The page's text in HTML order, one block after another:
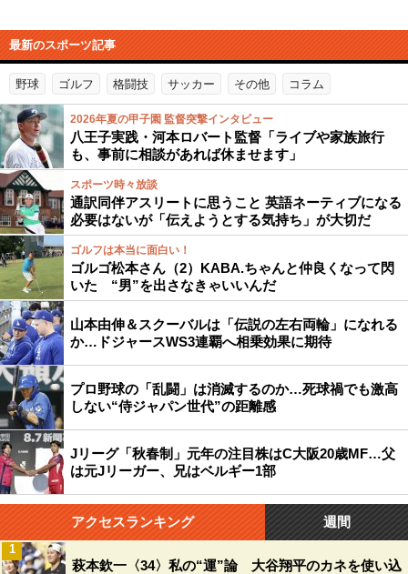
最新のスポーツ記事
野球 ゴルフ 格闘技 サッカー その他 コラム
2026年夏の甲子園 監督突撃インタビュー
八王子実践・河本ロバート監督「ライブや家族旅行
も、事前に相談があれば休ませます」
スポーツ時々放談
通訳同伴アスリートに思うこと 英語ネーティブになる
必要はないが「伝えようとする気持ち」が大切だ
ゴルフは本当に面白い！
ゴルゴ松本さん（2）KABA.ちゃんと仲良くなって閃
いた “男”を出さなきゃいいんだ
山本由伸＆スクーバルは「伝説の左右両輪」になれる
か…ドジャースWS3連覇へ相乗効果に期待
プロ野球の「乱闘」は消滅するのか…死球禍でも激高
しない“侍ジャパン世代”の距離感
Jリーグ「秋春制」元年の注目株はC大阪20歳MF…父
は元Jリーガー、兄はベルギー1部
アクセスランキング 週間
萩本欽一〈34〉私の“運”論 大谷翔平のカネを使い込
1